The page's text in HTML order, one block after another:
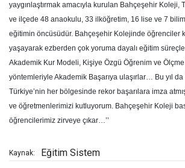
yaygınlaştırmak amacıyla kurulan Bahçeşehir Koleji,
ve ilçede 48 anaokulu, 33 ilköğretim, 16 lise ve 7
eğitimin öncüsüdür. Bahçeşehir Kolejinde öğrenciler
yaşayarak ezberden çok yoruma dayalı eğitim
Akademik Kur Modeli, Kişiye Özgü Öğrenim ve
yöntemleriyle Akademik Başarıya ulaşırlar… Bu yıl
Türkiye’nin her bölgesinde rekor başarılara imza
ve öğretmenlerimizi kutluyorum. Bahçeşehir Koleji
öğrencilerimiz zirveye çıkar…’’
Kaynak: Eğitim Sistem